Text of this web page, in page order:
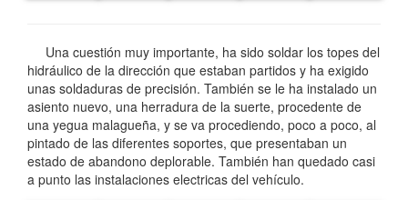
Una cuestión muy importante, ha sido soldar los topes del
hidráulico de la dirección que estaban partidos y ha exigido
unas soldaduras de precisión. También se le ha instalado un
asiento nuevo, una herradura de la suerte, procedente de
una yegua malagueña, y se va procediendo, poco a poco, al
pintado de las diferentes soportes, que presentaban un
estado de abandono deplorable. También han quedado casi
a punto las instalaciones electricas del vehículo.